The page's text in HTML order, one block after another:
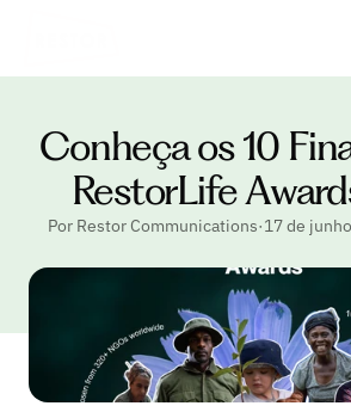
Conheça os 10
RestorLife
Por Restor Communications·17 de